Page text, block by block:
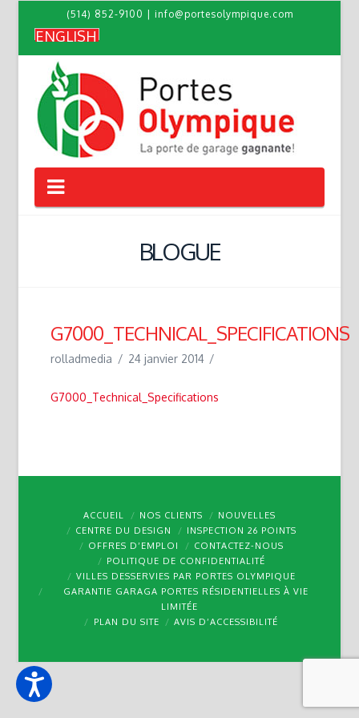
(514) 852-9100 info@portesolympique.com
ENGLISH
Navigation
BLOGUE
G7000_TECHNICAL_SPECIFICATIONS
rolladmedia 24 janvier 2014
G7000_Technical_Specifications
ACCUEIL NOS CLIENTS
NOUVELLES
CENTRE DU DESIGN
INSPECTION 26 POINTS
OFFRES D’EMPLOI
CONTACTEZ-NOUS
POLITIQUE DE CONFIDENTIALITÉ
VILLES DESSERVIES PAR PORTES OLYMPIQUE
GARANTIE GARAGA PORTES RÉSIDENTIELLES À VIE
LIMITÉE
PLAN DU SITE
AVIS D’ACCESSIBILITÉ